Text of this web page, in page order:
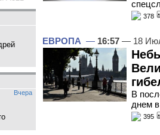
Вчера
378
ЕВРОПА — 16:57 — 18
В
днем
395